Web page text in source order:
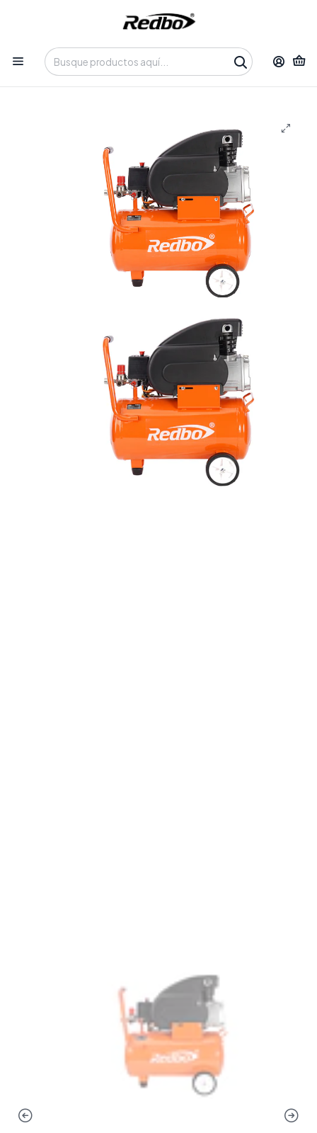
Tienda 100% Online con despacho a domicilio o retiro en
Oficina • Lun-Vie 09:30-14:00 / 15:00-17:30 • 📞 +56 9 3730 2311
Equipos de Potencia
Compresores de Aire
Compresor de Aire REDBO DA 1300-25L